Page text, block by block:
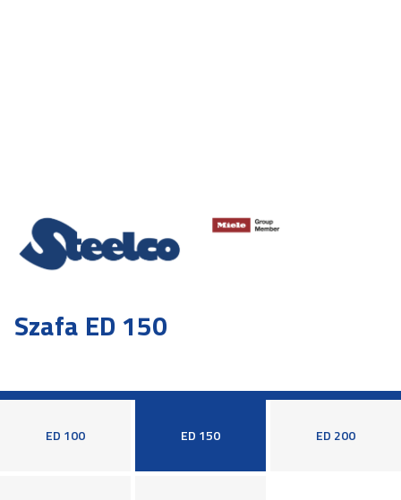
Szafa ED 150
ED 100 ED 150 ED 200